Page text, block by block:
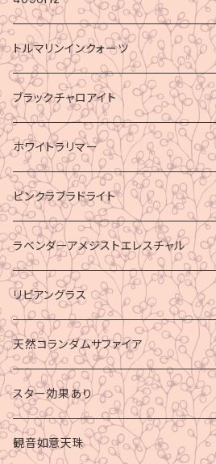
トルマリンインクォーツ
ブラックチャロアイト
ホワイトラリマー
ピンクラブラドライト
ラベンダーアメジストエレスチャル
リビアングラス
天然コランダムサファイア
スター効果あり
観音如意天珠